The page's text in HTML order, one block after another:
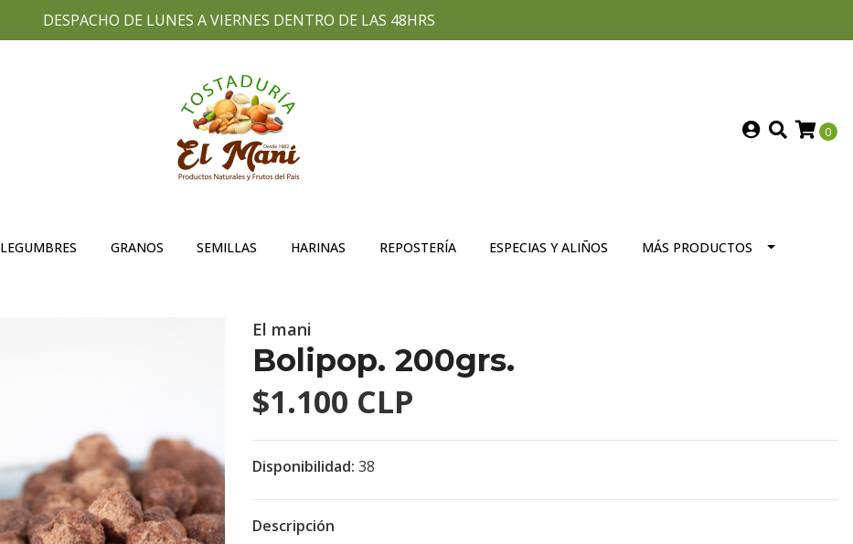
DESPACHO DE LUNES A VIERNES DENTRO DE LAS 48HRS
0
LEGUMBRES GRANOS SEMILLAS HARINAS REPOSTERÍA ESPECIAS Y ALIÑOS MÁS PRODUCTOS
El mani
Bolipop. 200grs.
$1.100 CLP
Disponibilidad: 38
Descripción